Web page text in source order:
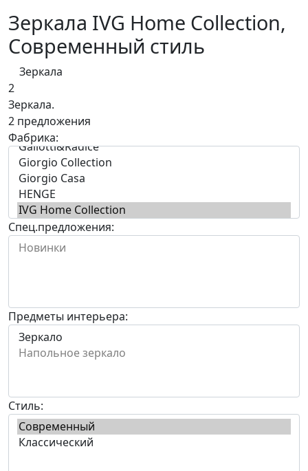
Зеркала IVG Home Collection,
Современный стиль
Зеркала
2
Зеркала.
2 предложения
Фабрика:
Спец.предложения:
Предметы интерьера:
Стиль: